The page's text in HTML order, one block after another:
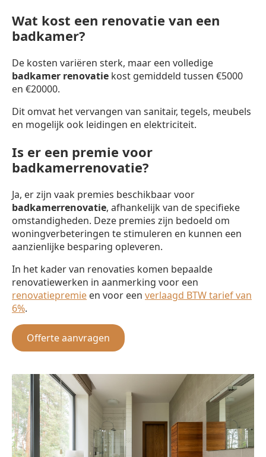
Wat kost een renovatie van een
badkamer?
De kosten variëren sterk, maar een volledige
badkamer renovatie kost gemiddeld tussen €5000
en €20000.
Dit omvat het vervangen van sanitair, tegels, meubels
en mogelijk ook leidingen en elektriciteit.
Is er een premie voor
badkamerrenovatie?
Ja, er zijn vaak premies beschikbaar voor
badkamerrenovatie, afhankelijk van de specifieke
omstandigheden. Deze premies zijn bedoeld om
woningverbeteringen te stimuleren en kunnen een
aanzienlijke besparing opleveren.
In het kader van renovaties komen bepaalde
renovatiewerken in aanmerking voor een
renovatiepremie en voor een verlaagd BTW tarief van
6%.
Offerte aanvragen